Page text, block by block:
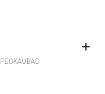
PEOKAUBAD